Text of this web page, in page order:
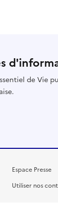
de Vie
Espace Presse
Utiliser nos